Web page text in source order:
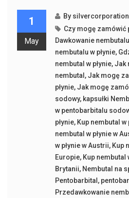
1
May
By silvercorporation
Czy mogę
Dawkowanie
nembutalu w płynie,
nembutal w płynie, Jak
nembutal , Jak mogę
płynie, Jak mogę
sodowy, kapsułki
w pentobarbitalu
płynie, Kup nembutal w
nembutal w płynie w
w płynie w Austrii, Kup
Europie, Kup nembutal
Brytanii, Nembutal na
Pentobarbital ,
Przedawkowanie